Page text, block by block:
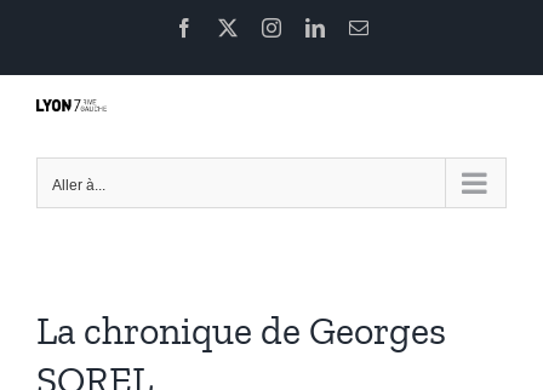
contenu
Facebook InstagramLinkedInEmail
Aller à...
La chronique de Georges
SOREL